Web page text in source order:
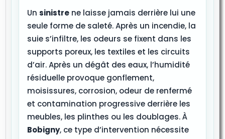
Unsinistre ne laisse jamais derrière lui une
seule forme de saleté. Après un incendie, la
suie s’infiltre, les odeurs se fixent dans les
supports poreux, les textiles et les circuits
d’air. Après un dégât des eaux, l’humidité
résiduelle provoque gonflement,
moisissures, corrosion, odeur de renfermé
et contamination progressive derrière les
meubles, les plinthes ou les doublages. À
Bobigny, ce type d’intervention nécessite